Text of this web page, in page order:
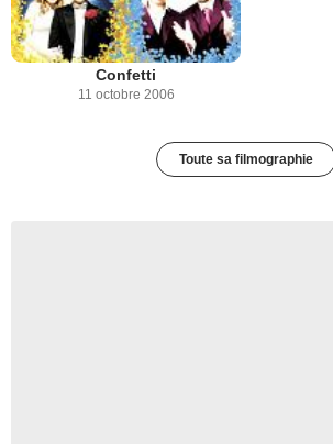
Confetti
11 octobre 2006
Toute sa filmographie